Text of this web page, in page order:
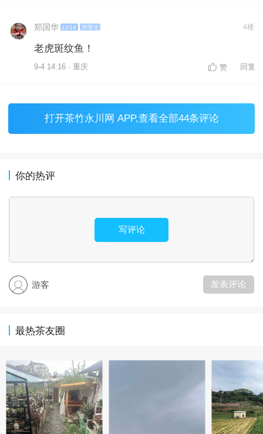
郑国华 LV14 大学士 4楼
老虎斑纹鱼！
9-4 14:16 · 重庆 赞 回复
打开茶竹永川网 APP,查看全部44条评论
你的热评
写评论
游客 发表评论
最热茶友圈